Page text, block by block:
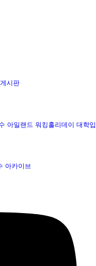
시판
아일랜드 워킹홀리데이 대학입
아카이브